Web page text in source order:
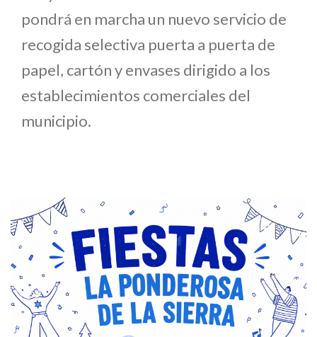
pondrá en marcha un nuevo servicio de
recogida selectiva puerta a puerta de
papel, cartón y envases dirigido a los
establecimientos comerciales del
municipio.